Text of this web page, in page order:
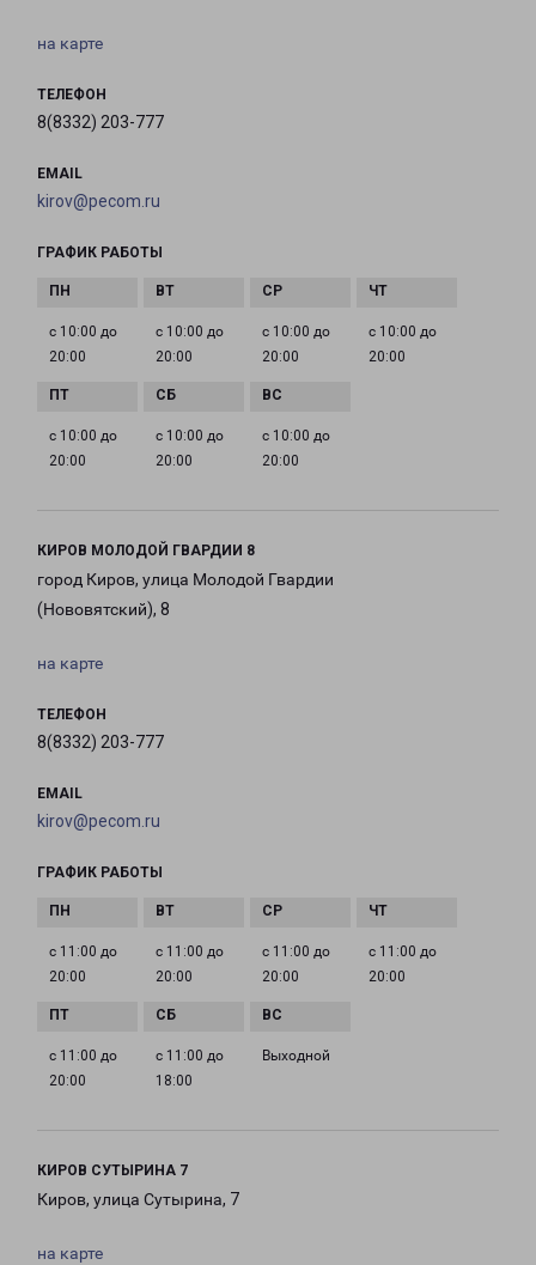
на карте
ТЕЛЕФОН
8(8332) 203-777
EMAIL
kirov@pecom.ru
ГРАФИК РАБОТЫ
с 10:00 до
20:00
с 10:00 до
20:00
с 10:00 до
20:00
с 10:00 до
20:00
с 10:00 до
20:00
с 10:00 до
20:00
с 10:00 до
20:00
КИРОВ МОЛОДОЙ ГВАРДИИ 8
город Киров, улица Молодой Гвардии
(Нововятский), 8
на карте
ТЕЛЕФОН
8(8332) 203-777
EMAIL
kirov@pecom.ru
ГРАФИК РАБОТЫ
с 11:00 до
20:00
с 11:00 до
20:00
с 11:00 до
20:00
с 11:00 до
20:00
с 11:00 до
20:00
с 11:00 до
18:00
Выходной
КИРОВ СУТЫРИНА 7
Киров, улица Сутырина, 7
на карте